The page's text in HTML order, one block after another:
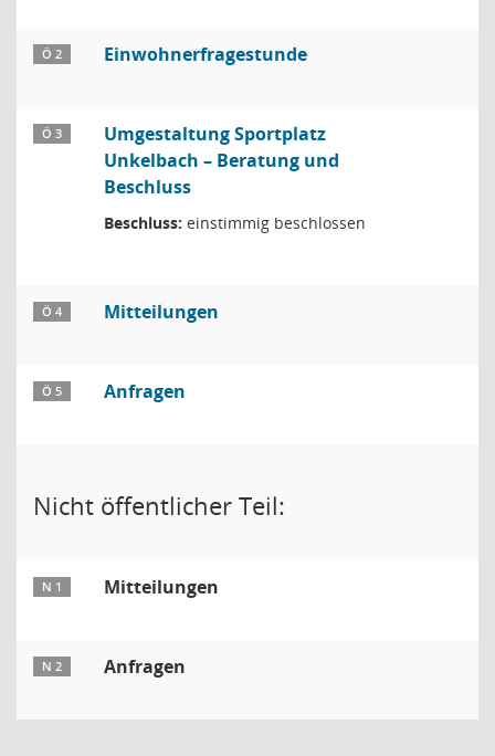
Ö 2 Einwohnerfragestunde
Ö 3
Umgestaltung Sportplatz
Unkelbach – Beratung und
Beschluss
Beschluss: einstimmig beschlossen
Ö 4 Mitteilungen
Ö 5 Anfragen
Nicht öffentlicher Teil:
N 1 Mitteilungen
N 2 Anfragen